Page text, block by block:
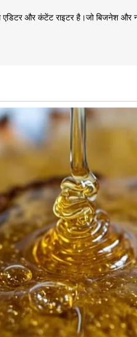
एडिटर और कंटेंट राइटर है।जो बिजनेश